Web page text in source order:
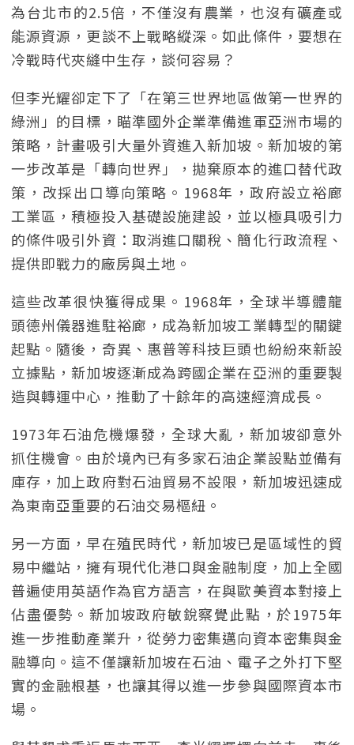
為台北市的2.5倍，不僅沒有農業，也沒有礦產或
能源資源，更談不上戰略縱深。如此條件，要想在
冷戰時代夾縫中生存，談何容易？
但李光耀卻定下了「在第三世界地區做第一世界的
綠洲」的目標，瞄準國外企業準備進軍亞洲市場的
策略，計畫吸引大量外資進入新加坡。新加坡的第
一步改革是「轉向世界」，拋棄原本的進口替代政
策，改採出口導向策略。1968年，政府設立裕廊
工業區，積極投入基礎設施建設，並以極具吸引力
的條件吸引外資：取消進口關稅、簡化行政流程、
提供即戰力的廠房與土地。
這些改革很快獲得成果。1968年，全球半導體龍
頭德州儀器進駐裕廊，成為新加坡工業轉型的關鍵
起點。隨後，奇異、惠普等科技巨頭也紛紛來新設
立據點，新加坡逐漸成為跨國企業在亞洲的重要製
造與轉運中心，推動了十餘年的高速經濟成長。
1973年石油危機爆發，全球大亂，新加坡卻意外
抓住機會。由於境內已有多家石油企業設點並備有
庫存，加上政府對石油貿易不設限，新加坡迅速成
為東南亞重要的石油交易樞紐。
另一方面，早在殖民時代，新加坡已是區域性的貿
易中繼站，擁有現代化港口與金融制度，加上全國
普遍使用英語作為官方語言，在與歐美資本對接上
佔盡優勢。新加坡政府敏銳察覺此點，於1975年
進一步推動產業升，從勞力密集邁向資本密集與金
融導向。這不僅讓新加坡在石油、電子之外打下堅
實的金融根基，也讓其得以進一步參與國際資本市
場。